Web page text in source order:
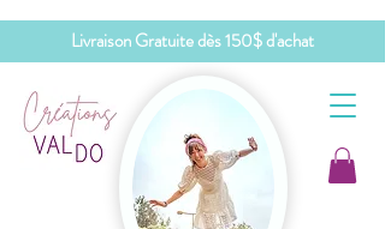
Livraison Gratuite dès 150$ d'achat